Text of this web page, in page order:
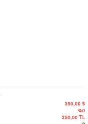
350,00 ₺
%0
350,00 TL